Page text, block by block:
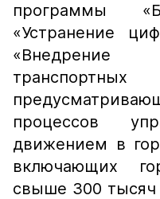
программы
«Устранение
«Внедрение
процессов
движением в
включающих
свыше 300 тысяч